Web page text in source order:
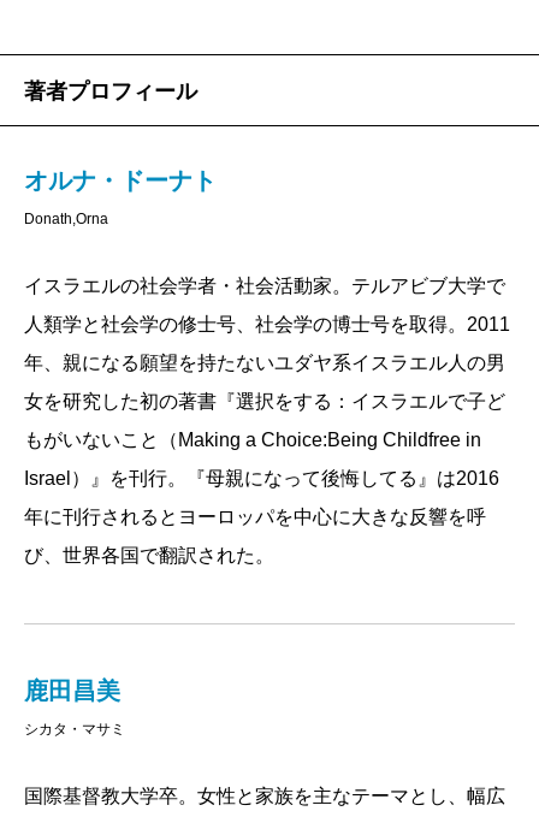
和らいで、視界が変わって見えた。
判も浴びた。おそらく日本でもこのタイトルを見ただ
けで「子どもがかわいそう！」「子どもが欲しくても
思う。女性が平均三人子どもを産むイスラエルではな
くとも、母であることにしっくりきていない女性はい
てはならない存在なのだ。社会を根底からくつがえし
てしまうタブー中のタブーである。しかし、この事実
こそが、社会が母親の愛情や無償のケアに頼りきって
いる証拠ではないか？
仮名を使ってインタビューに答えている女性たち
が、子どもを愛する、頑張り屋の母親であることは興
はこれまでどこでも見たり聞いたりしたことがないも
のばかりだ。
押しつぶされそうになっている、「産まないと後悔す
著者プロフィール
オルナ・ドーナト
Donath,Orna
イスラエルの社会学者・社会活動家。テルアビブ大学で
人類学と社会学の修士号、社会学の博士号を取得。2011
年、親になる願望を持たないユダヤ系イスラエル人の男
女を研究した初の著書『選択をする：イスラエルで子ど
もがいないこと（Making a Choice:Being Childfree in
Israel）』を刊行。『母親になって後悔してる』は2016
年に刊行されるとヨーロッパを中心に大きな反響を呼
び、世界各国で翻訳された。
鹿田昌美
シカタ・マサミ
国際基督教大学卒。女性と家族を主なテーマとし、幅広